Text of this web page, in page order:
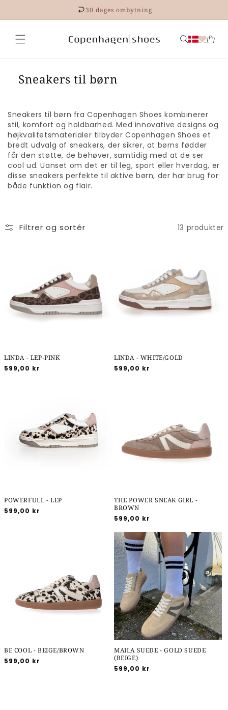
30 dages ombytning
Sneakers til børn
Sneakers til børn fra Copenhagen Shoes kombinerer
stil, komfort og holdbarhed. Med innovative designs og
højkvalitetsmaterialer tilbyder Copenhagen Shoes et
bredt udvalg af sneakers, der sikrer, at børns fødder
får den støtte, de behøver, samtidig med at de ser
cool ud. Uanset om det er til leg, sport eller hverdag, er
disse sneakers perfekte til aktive børn, der har brug for
både funktion og flair.
Filtrer og sortér 13 produkter
LINDA - LEP-PINK
Normalpris
599,00 kr
LINDA - WHITE/GOLD
Normalpris
599,00 kr
POWERFULL - LEP
Normalpris
599,00 kr
THE POWER SNEAK GIRL -
BROWN
Normalpris
599,00 kr
BE COOL - BEIGE/BROWN
Normalpris
599,00 kr
MAILA SUEDE - GOLD SUEDE
(BEIGE)
Normalpris
599,00 kr